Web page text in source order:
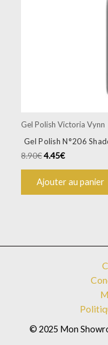
Gel Polish Victoria Vynn
Gel Polish N°206
8.90€4.45€
Ajouter au panier
© 2025 Mon